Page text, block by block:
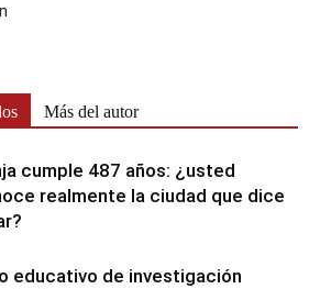
Más del autor
cumple 487 años: ¿usted
realmente la ciudad que dice
educativo de investigación